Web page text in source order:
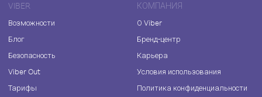
VIBER
Возможности
Блог
Безопасность
Viber Out
Тарифы
КОМПАНИЯ
О Viber
Бренд-центр
Карьера
Условия использования
Политика конфиденциальности